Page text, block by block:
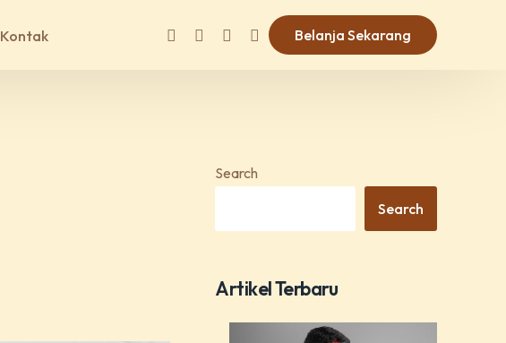
Kontak Belanja Sekarang
Search
Search
Artikel Terbaru